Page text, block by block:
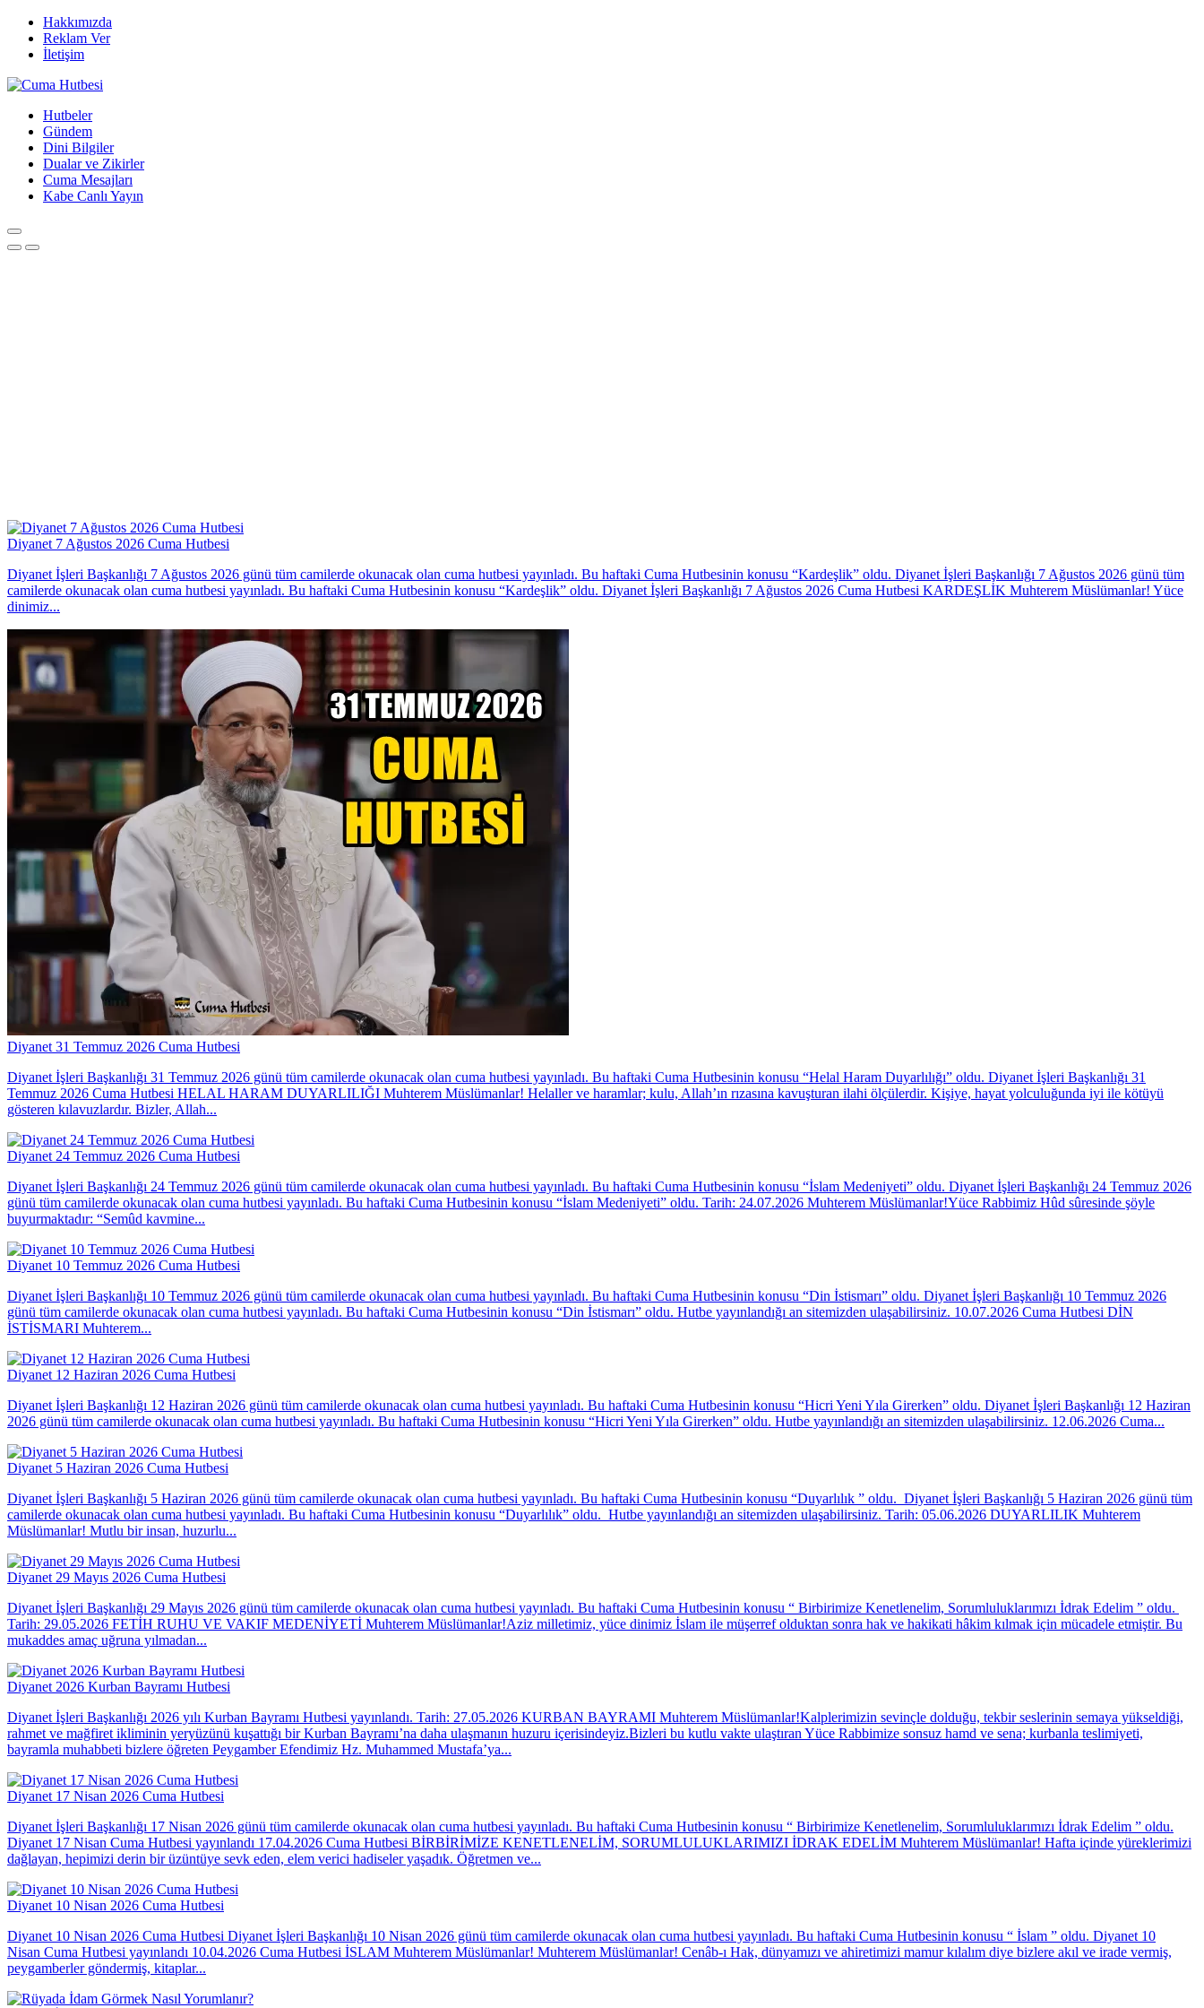
Hakkımızda
Reklam Ver
İletişim
Hutbeler
Gündem
Dini Bilgiler
Dualar ve Zikirler
Cuma Mesajları
Kabe Canlı Yayın
Diyanet 7 Ağustos 2026 Cuma Hutbesi
Diyanet İşleri Başkanlığı 7 Ağustos 2026 günü tüm camilerde okunacak olan cuma hutbesi yayınladı. Bu haftaki Cuma Hutbesinin konusu “Kardeşlik” oldu. Diyanet İşleri Başkanlığı 7 Ağustos 2026 günü tüm
camilerde okunacak olan cuma hutbesi yayınladı. Bu haftaki Cuma Hutbesinin konusu “Kardeşlik” oldu. Diyanet İşleri Başkanlığı 7 Ağustos 2026 Cuma Hutbesi KARDEŞLİK Muhterem Müslümanlar! Yüce
dinimiz...
Diyanet 31 Temmuz 2026 Cuma Hutbesi
Diyanet İşleri Başkanlığı 31 Temmuz 2026 günü tüm camilerde okunacak olan cuma hutbesi yayınladı. Bu haftaki Cuma Hutbesinin konusu “Helal Haram Duyarlılığı” oldu. Diyanet İşleri Başkanlığı 31
Temmuz 2026 Cuma Hutbesi HELAL HARAM DUYARLILIĞI Muhterem Müslümanlar! Helaller ve haramlar; kulu, Allah’ın rızasına kavuşturan ilahi ölçülerdir. Kişiye, hayat yolculuğunda iyi ile kötüyü
gösteren kılavuzlardır. Bizler, Allah...
Diyanet 24 Temmuz 2026 Cuma Hutbesi
Diyanet İşleri Başkanlığı 24 Temmuz 2026 günü tüm camilerde okunacak olan cuma hutbesi yayınladı. Bu haftaki Cuma Hutbesinin konusu “İslam Medeniyeti” oldu. Diyanet İşleri Başkanlığı 24 Temmuz 2026
günü tüm camilerde okunacak olan cuma hutbesi yayınladı. Bu haftaki Cuma Hutbesinin konusu “İslam Medeniyeti” oldu. Tarih: 24.07.2026 Muhterem Müslümanlar!Yüce Rabbimiz Hûd sûresinde şöyle
buyurmaktadır: “Semûd kavmine...
Diyanet 10 Temmuz 2026 Cuma Hutbesi
Diyanet İşleri Başkanlığı 10 Temmuz 2026 günü tüm camilerde okunacak olan cuma hutbesi yayınladı. Bu haftaki Cuma Hutbesinin konusu “Din İstismarı” oldu. Diyanet İşleri Başkanlığı 10 Temmuz 2026
günü tüm camilerde okunacak olan cuma hutbesi yayınladı. Bu haftaki Cuma Hutbesinin konusu “Din İstismarı” oldu. Hutbe yayınlandığı an sitemizden ulaşabilirsiniz. 10.07.2026 Cuma Hutbesi DİN
İSTİSMARI Muhterem...
Diyanet 12 Haziran 2026 Cuma Hutbesi
Diyanet İşleri Başkanlığı 12 Haziran 2026 günü tüm camilerde okunacak olan cuma hutbesi yayınladı. Bu haftaki Cuma Hutbesinin konusu “Hicri Yeni Yıla Girerken” oldu. Diyanet İşleri Başkanlığı 12 Haziran
2026 günü tüm camilerde okunacak olan cuma hutbesi yayınladı. Bu haftaki Cuma Hutbesinin konusu “Hicri Yeni Yıla Girerken” oldu. Hutbe yayınlandığı an sitemizden ulaşabilirsiniz. 12.06.2026 Cuma...
Diyanet 5 Haziran 2026 Cuma Hutbesi
Diyanet İşleri Başkanlığı 5 Haziran 2026 günü tüm camilerde okunacak olan cuma hutbesi yayınladı. Bu haftaki Cuma Hutbesinin konusu “Duyarlılık ” oldu. Diyanet İşleri Başkanlığı 5 Haziran 2026 günü tüm
camilerde okunacak olan cuma hutbesi yayınladı. Bu haftaki Cuma Hutbesinin konusu “Duyarlılık” oldu. Hutbe yayınlandığı an sitemizden ulaşabilirsiniz. Tarih: 05.06.2026 DUYARLILIK Muhterem
Müslümanlar! Mutlu bir insan, huzurlu...
Diyanet 29 Mayıs 2026 Cuma Hutbesi
Diyanet İşleri Başkanlığı 29 Mayıs 2026 günü tüm camilerde okunacak olan cuma hutbesi yayınladı. Bu haftaki Cuma Hutbesinin konusu “ Birbirimize Kenetlenelim, Sorumluluklarımızı İdrak Edelim ” oldu.
Tarih: 29.05.2026 FETİH RUHU VE VAKIF MEDENİYETİ Muhterem Müslümanlar!Aziz milletimiz, yüce dinimiz İslam ile müşerref olduktan sonra hak ve hakikati hâkim kılmak için mücadele etmiştir. Bu
mukaddes amaç uğruna yılmadan...
Diyanet 2026 Kurban Bayramı Hutbesi
Diyanet İşleri Başkanlığı 2026 yılı Kurban Bayramı Hutbesi yayınlandı. Tarih: 27.05.2026 KURBAN BAYRAMI Muhterem Müslümanlar!Kalplerimizin sevinçle dolduğu, tekbir seslerinin semaya yükseldiği,
rahmet ve mağfiret ikliminin yeryüzünü kuşattığı bir Kurban Bayramı’na daha ulaşmanın huzuru içerisindeyiz.Bizleri bu kutlu vakte ulaştıran Yüce Rabbimize sonsuz hamd ve sena; kurbanla teslimiyeti,
bayramla muhabbeti bizlere öğreten Peygamber Efendimiz Hz. Muhammed Mustafa’ya...
Diyanet 17 Nisan 2026 Cuma Hutbesi
Diyanet İşleri Başkanlığı 17 Nisan 2026 günü tüm camilerde okunacak olan cuma hutbesi yayınladı. Bu haftaki Cuma Hutbesinin konusu “ Birbirimize Kenetlenelim, Sorumluluklarımızı İdrak Edelim ” oldu.
Diyanet 17 Nisan Cuma Hutbesi yayınlandı 17.04.2026 Cuma Hutbesi BİRBİRİMİZE KENETLENELİM, SORUMLULUKLARIMIZI İDRAK EDELİM Muhterem Müslümanlar! Hafta içinde yüreklerimizi
dağlayan, hepimizi derin bir üzüntüye sevk eden, elem verici hadiseler yaşadık. Öğretmen ve...
Diyanet 10 Nisan 2026 Cuma Hutbesi
Diyanet 10 Nisan 2026 Cuma Hutbesi Diyanet İşleri Başkanlığı 10 Nisan 2026 günü tüm camilerde okunacak olan cuma hutbesi yayınladı. Bu haftaki Cuma Hutbesinin konusu “ İslam ” oldu. Diyanet 10
Nisan Cuma Hutbesi yayınlandı 10.04.2026 Cuma Hutbesi İSLAM Muhterem Müslümanlar! Muhterem Müslümanlar! Cenâb-ı Hak, dünyamızı ve ahiretimizi mamur kılalım diye bizlere akıl ve irade vermiş,
peygamberler göndermiş, kitaplar...